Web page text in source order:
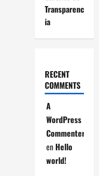
Transparenc
ia
RECENT
COMMENTS
A
WordPress
Commenter
en Hello
world!